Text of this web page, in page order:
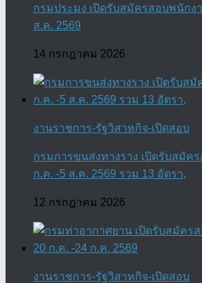
กรมประมง เปิดรับสมัครสอบพนักง
ส.ค. 2569
14 กรกฎาคม 2026
งานราชการ-รัฐวิสาหกิจ-เปิดสอบ
กรมการขนส่งทางราง เปิดรับสมัค
ก.ค. -5 ส.ค. 2569 รวม 13 อัตรา,
12 กรกฎาคม 2026
งานราชการ-รัฐวิสาหกิจ-เปิดสอบ